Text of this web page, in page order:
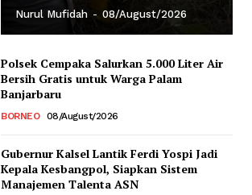
Nurul Mufidah - 08/August/2026
Polsek Cempaka Salurkan 5.000 Liter Air
Bersih Gratis untuk Warga Palam
Banjarbaru
BORNEO 08/August/2026
Gubernur Kalsel Lantik Ferdi Yospi Jadi
Kepala Kesbangpol, Siapkan Sistem
Manajemen Talenta ASN